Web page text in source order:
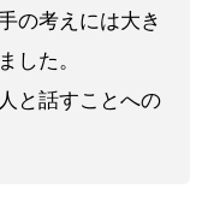
の考えには大き
した。
と話すことへの